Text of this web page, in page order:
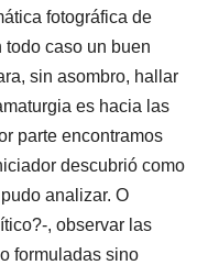
fotográfica de
caso un buen
sin asombro, hallar
es hacia las
parte encontramos
descubrió como
analizar. O
, observar las
formuladas sino